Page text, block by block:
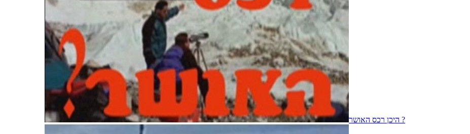
היכן רכס האושר ?